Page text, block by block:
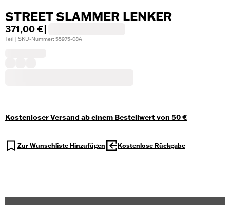
STREET SLAMMER LENKER
371,00 €
Teil | SKU-Nummer: 55975-08A
Kostenloser Versand ab einem Bestellwert von 50 €
Zur Wunschliste Hinzufügen Kostenlose Rückgabe